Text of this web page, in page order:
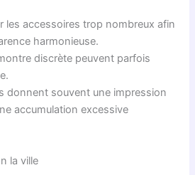
les accessoires trop nombreux afin
harmonieuse.
discrète peuvent parfois
donnent souvent une impression
accumulation excessive
la ville